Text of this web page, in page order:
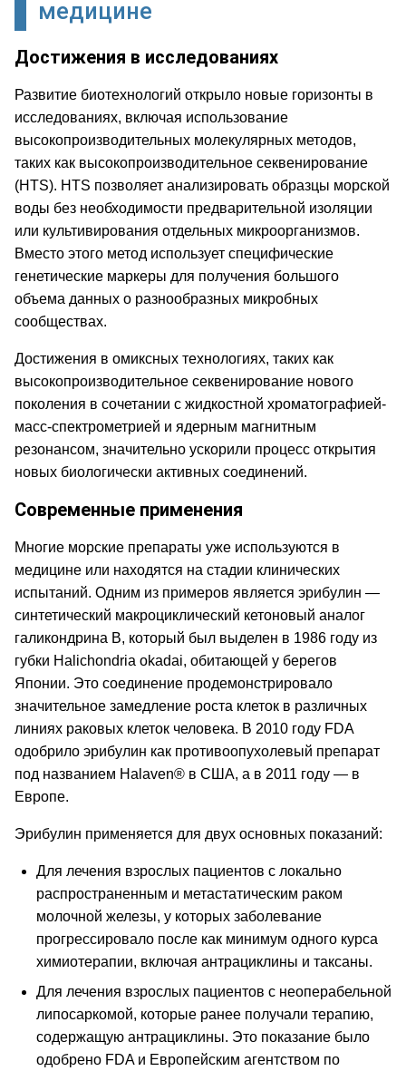
медицине
Достижения в исследованиях
Развитие биотехнологий открыло новые горизонты в
исследованиях, включая использование
высокопроизводительных молекулярных методов,
таких как высокопроизводительное секвенирование
(HTS). HTS позволяет анализировать образцы морской
воды без необходимости предварительной изоляции
или культивирования отдельных микроорганизмов.
Вместо этого метод использует специфические
генетические маркеры для получения большого
объема данных о разнообразных микробных
сообществах.
Достижения в омиксных технологиях, таких как
высокопроизводительное секвенирование нового
поколения в сочетании с жидкостной хроматографией-
масс-спектрометрией и ядерным магнитным
резонансом, значительно ускорили процесс открытия
новых биологически активных соединений.
Современные применения
Многие морские препараты уже используются в
медицине или находятся на стадии клинических
испытаний. Одним из примеров является эрибулин —
синтетический макроциклический кетоновый аналог
галикондрина B, который был выделен в 1986 году из
губки Halichondria okadai, обитающей у берегов
Японии. Это соединение продемонстрировало
значительное замедление роста клеток в различных
линиях раковых клеток человека. В 2010 году FDA
одобрило эрибулин как противоопухолевый препарат
под названием Halaven® в США, а в 2011 году — в
Европе.
Эрибулин применяется для двух основных показаний:
Для лечения взрослых пациентов с локально
распространенным и метастатическим раком
молочной железы, у которых заболевание
прогрессировало после как минимум одного курса
химиотерапии, включая антрациклины и таксаны.
Для лечения взрослых пациентов с неоперабельной
липосаркомой, которые ранее получали терапию,
содержащую антрациклины. Это показание было
одобрено FDA и Европейским агентством по